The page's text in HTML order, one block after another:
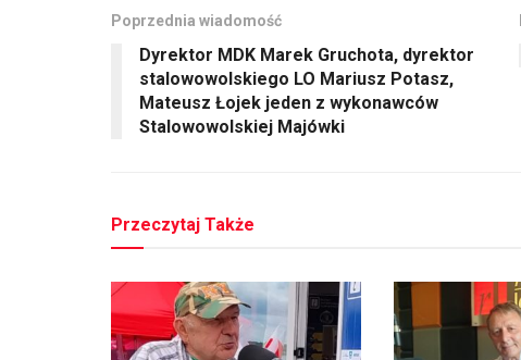
Poprzednia wiadomość
Dyrektor MDK Marek Gruchota, dyrektor
stalowowolskiego LO Mariusz Potasz,
Mateusz Łojek jeden z wykonawców
Stalowowolskiej Majówki
Przeczytaj Także